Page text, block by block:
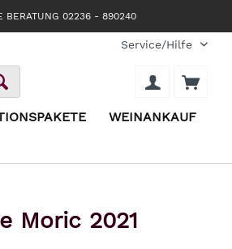
BERATUNG 02236 - 890240
Service/Hilfe
WEINANKAUF
Moric 2021